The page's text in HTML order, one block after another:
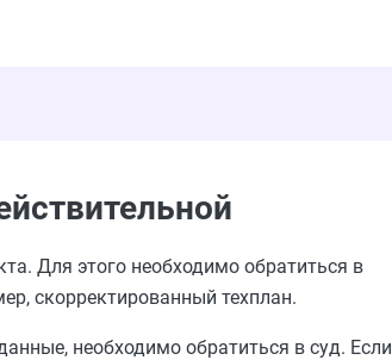
Для этого необходимо обратиться в
скорректированный техплан.
необходимо обратиться в суд. Если